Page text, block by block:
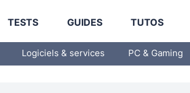
TESTS GUIDES TUTOS
Logiciels & services PC & Gaming